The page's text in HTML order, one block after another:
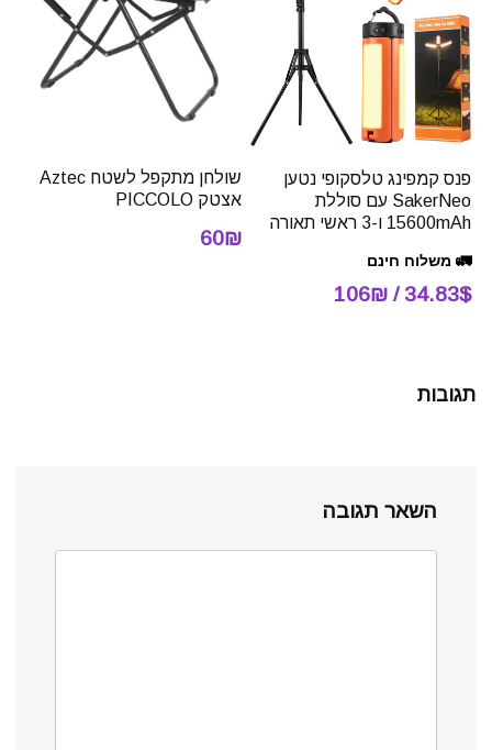
פנס קמפינג טלסקופי נטען
SakerNeo עם סוללת
15600mAh ו-3 ראשי תאורה
🚛 משלוח חינם
34.83$ / 106₪
שולחן מתקפל לשטח Aztec
אצטק PICCOLO
60₪
תגובות
השאר תגובה